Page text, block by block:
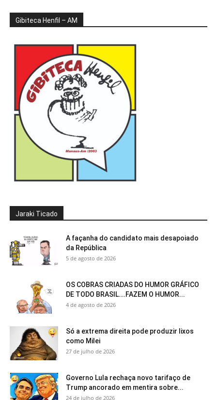
Gibiteca Henfil – AM
Jaraki Ticado
A façanha do candidato mais desapoiado
da República
5 de agosto de 2026
OS COBRAS CRIADAS DO HUMOR GRÁFICO
DE TODO BRASIL….FAZEM O HUMOR...
4 de agosto de 2026
Só a extrema direita pode produzir lixos
como Milei
27 de julho de 2026
Governo Lula rechaça novo tarifaço de
Trump ancorado em mentira sobre...
24 de julho de 2026